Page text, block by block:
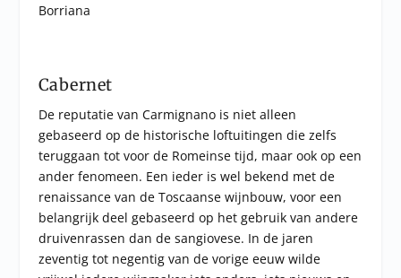
Borriana
Cabernet
De reputatie van Carmignano is niet alleen
gebaseerd op de historische loftuitingen die zelfs
teruggaan tot voor de Romeinse tijd, maar ook op een
ander fenomeen. Een ieder is wel bekend met de
renaissance van de Toscaanse wijnbouw, voor een
belangrijk deel gebaseerd op het gebruik van andere
druivenrassen dan de sangiovese. In de jaren
zeventig tot negentig van de vorige eeuw wilde